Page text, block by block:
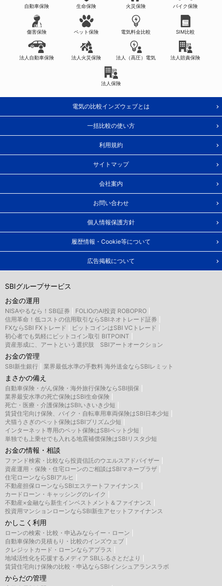
自動車保険 生命保険 火災保険 バイク保険
傷害保険 ペット保険 電気料金比較 SIM比較
法人自動車保険 法人火災保険 法人（高圧）電気 法人賠責保険
法人保険
電気の比較インズウェブとは
一括比較の使い方
利用規約
サイトマップ
会社案内
お問い合わせ
個人情報保護方針
履歴情報・Cookie等について
広告掲載について
SBIグループサービス
お金の運用
NISAやるなら！SBI証券
FOLIOのAI投資 ROBOPRO
信用革命！低コストの信用取引ならSBIネオトレード証券
FXならSBI FXトレード
ビットコインはSBI VCトレード
初心者でも気軽にビットコイン取引 BITPOINT
資産形成に、アートという選択肢 SBIアートオークション
お金の管理
SBI新生銀行 業界最低水準の手数料 海外送金ならSBIレミット
まさかの備え
自動車保険・がん保険・海外旅行保険ならSBI損保
業界最安水準の死亡保険はSBI生命保険
死亡・医療・介護保険はSBIいきいき少短
賃貸住宅向け保険、バイク・自転車用車両保険はSBI日本少短
犬猫うさぎのペット保険はSBIプリズム少短
インターネット専用のペット保険はSBIペット少短
単独でも上乗せでも入れる地震補償保険はSBIリスタ少短
お金の情報・相談
ファンド検索・比較なら投資信託のウエルスアドバイザー
資産運用・保険・住宅ローンのご相談はSBIマネープラザ
住宅ローンならSBIアルヒ
不動産担保ローンならSBIエステートファイナンス
カードローン・キャッシングのレイク
不動産×金融なら新生インベストメント＆ファイナンス
投資用マンションローンならSBI新生アセットファイナンス
かしこく利用
ローンの検索・比較・申込みならイー・ローン
自動車保険の見積もり・比較のインズウェブ
クレジットカード・ローンならアプラス
地域活性化を応援するメディア SBIふるさとだより
賃貸住宅向け保険の比較・申込ならSBIインシュアランスラボ
からだの管理